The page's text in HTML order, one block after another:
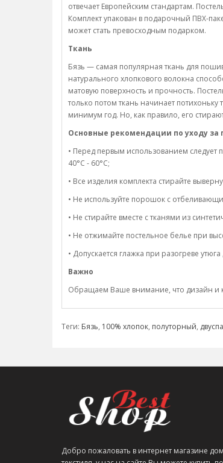
отвечает Европейским стандартам.
Комплект упакован в подарочный ПВХ-
может стать превосходным подарком.
Ткань
Бязь — самая популярная ткань для
натурального хлопкового волокна
матовую поверхность и прочность.
только потом ткань начинает
минимум год. Но, как правило, его
Основные рекомендации по уходу за
• Перед первым использованием следует
40°C - 60°C;
• Все изделия комплекта стирайте
• Не используйте порошок с
• Не стирайте вместе с тканями из
• Не отжимайте постельное белье при
• Допускается глажка при разогреве утюга
Важно
Обращаем Ваше внимание, что дизайн и
Теги: Бязь, 100% хлопок, полуторный,
Добро пожаловать в интернет магазине